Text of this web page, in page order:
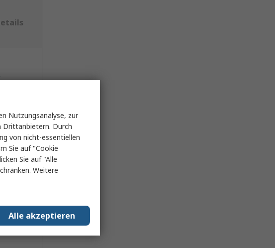
Nutzungsanalyse, zur
Drittanbietern. Durch
von nicht-essentiellen
Sie auf "Cookie
Sie auf "Alle
Weitere
Alle akzeptieren